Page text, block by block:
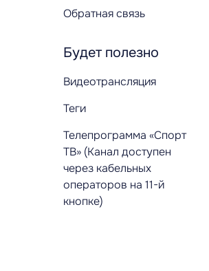
Обратная связь
Будет полезно
Видеотрансляция
Теги
Телепрограмма «Спорт
ТВ» (Канал доступен
через кабельных
операторов на 11-й
кнопке)